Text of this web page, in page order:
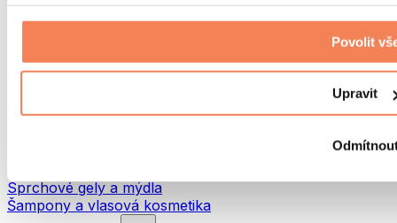
Povolit
Upravit
Turistika
Red Light Therapy
Vodní filtry a konvice
Sprchové gely a mýdla
Šampony a vlasová kosmetika